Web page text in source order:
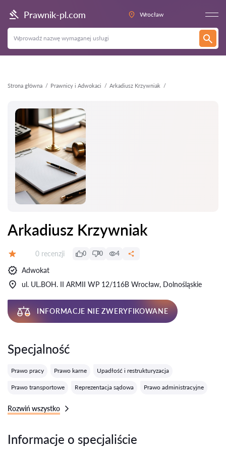
Prawnik-pl.com Wrocław
Strona główna Prawnicy i Adwokaci Arkadiusz Krzywniak
Wstecz
Arkadiusz Krzywniak
Recenzji:
0 recenzji 0 0 4
Adwokat
ul. UL.BOH. II ARMII WP 12/116B Wrocław, Dolnośląskie
INFORMACJE NIE ZWERYFIKOWANE
Specjalność
Prawo pracy Prawo karne Upadłość i restrukturyzacja
Prawo transportowe Reprezentacja sądowa Prawo administracyjne
Rozwiń wszystko
Informacje o specjaliście